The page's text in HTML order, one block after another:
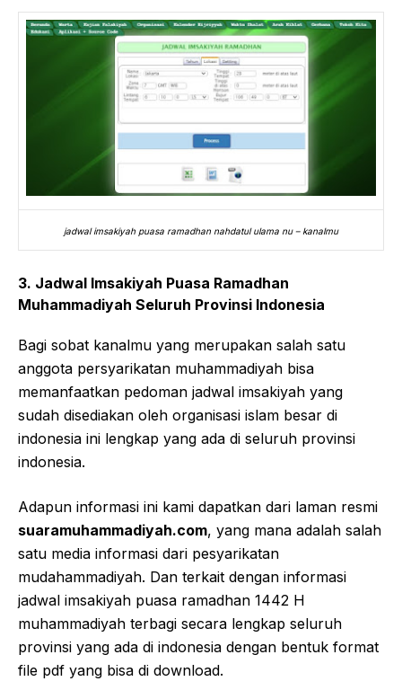
jadwal imsakiyah puasa ramadhan nahdatul ulama nu – kanalmu
3. Jadwal Imsakiyah Puasa Ramadhan
Muhammadiyah Seluruh Provinsi Indonesia
Bagi sobat kanalmu yang merupakan salah satu
anggota persyarikatan muhammadiyah bisa
memanfaatkan pedoman jadwal imsakiyah yang
sudah disediakan oleh organisasi islam besar di
indonesia ini lengkap yang ada di seluruh provinsi
indonesia.
Adapun informasi ini kami dapatkan dari laman resmi
suaramuhammadiyah.com, yang mana adalah salah
satu media informasi dari pesyarikatan
mudahammadiyah. Dan terkait dengan informasi
jadwal imsakiyah puasa ramadhan 1442 H
muhammadiyah terbagi secara lengkap seluruh
provinsi yang ada di indonesia dengan bentuk format
file pdf yang bisa di download.